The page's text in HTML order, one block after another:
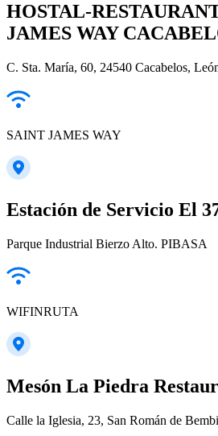
HOSTAL-
JAMES WAY
C. Sta. María, 60, 24540 Cacabelos,
SAINT JAMES WAY
Estación de Servicio El
Parque Industrial Bierzo Alto. PIBASA
WIFINRUTA
Mesón La Piedra
Calle la Iglesia, 23, San Román de